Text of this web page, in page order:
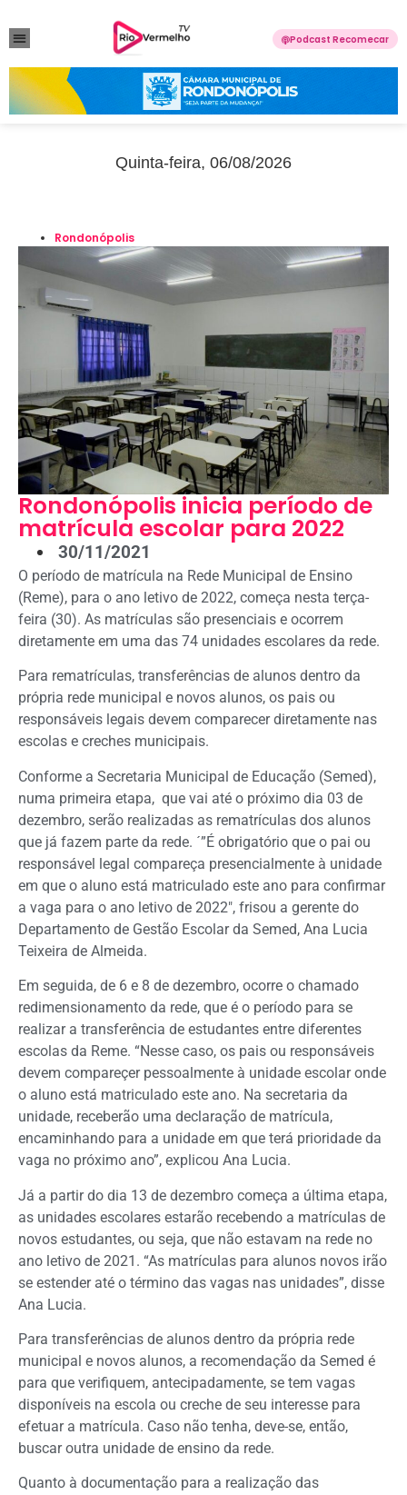
Podcast Recomecar
Quinta-feira, 06/08/2026
Rondonópolis
Rondonópolis inicia período de
matrícula escolar para 2022
30/11/2021
O período de matrícula na Rede Municipal de Ensino
(Reme), para o ano letivo de 2022, começa nesta terça-
feira (30). As matrículas são presenciais e ocorrem
diretamente em uma das 74 unidades escolares da rede.
Para rematrículas, transferências de alunos dentro da
própria rede municipal e novos alunos, os pais ou
responsáveis legais devem comparecer diretamente nas
escolas e creches municipais.
Conforme a Secretaria Municipal de Educação (Semed),
numa primeira etapa, que vai até o próximo dia 03 de
dezembro, serão realizadas as rematrículas dos alunos
que já fazem parte da rede. ´”É obrigatório que o pai ou
responsável legal compareça presencialmente à unidade
em que o aluno está matriculado este ano para confirmar
a vaga para o ano letivo de 2022″, frisou a gerente do
Departamento de Gestão Escolar da Semed, Ana Lucia
Teixeira de Almeida.
Em seguida, de 6 e 8 de dezembro, ocorre o chamado
redimensionamento da rede, que é o período para se
realizar a transferência de estudantes entre diferentes
escolas da Reme. “Nesse caso, os pais ou responsáveis
devem compareçer pessoalmente à unidade escolar onde
o aluno está matriculado este ano. Na secretaria da
unidade, receberão uma declaração de matrícula,
encaminhando para a unidade em que terá prioridade da
vaga no próximo ano”, explicou Ana Lucia.
Já a partir do dia 13 de dezembro começa a última etapa,
as unidades escolares estarão recebendo a matrículas de
novos estudantes, ou seja, que não estavam na rede no
ano letivo de 2021. “As matrículas para alunos novos irão
se estender até o término das vagas nas unidades”, disse
Ana Lucia.
Para transferências de alunos dentro da própria rede
municipal e novos alunos, a recomendação da Semed é
para que verifiquem, antecipadamente, se tem vagas
disponíveis na escola ou creche de seu interesse para
efetuar a matrícula. Caso não tenha, deve-se, então,
buscar outra unidade de ensino da rede.
Quanto à documentação para a realização das